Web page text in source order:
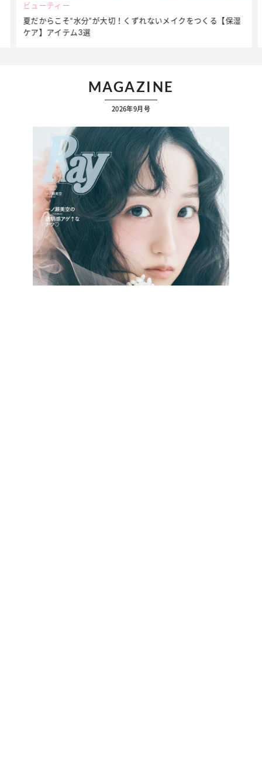
ビューティー
夏だからこそ“水分”が大切！くずれないメイクをつくる【保湿
ケア】アイテム3選
MAGAZINE
2026年9月号